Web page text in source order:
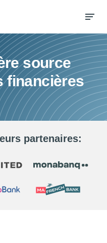
source
financières
partenaires: